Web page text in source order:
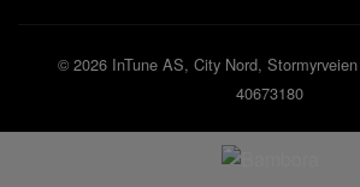
© 2026 InTune AS, City Nord,
40673180